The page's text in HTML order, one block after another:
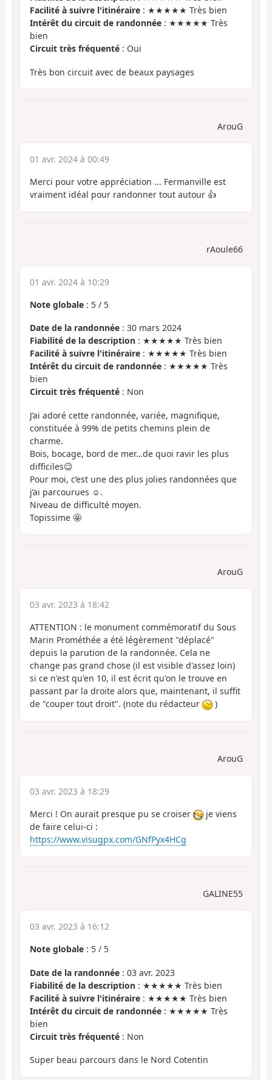
Facilité à suivre l'itinéraire : ★★★★★ Très bien
Intérêt du circuit de randonnée : ★★★★★ Très
bien
Circuit très fréquenté : Oui
Très bon circuit avec de beaux paysages
ArouG
01 avr. 2024 à 00:49
Merci pour votre appréciation ... Fermanville est
vraiment idéal pour randonner tout autour 👍
rAoule66
01 avr. 2024 à 10:29
Note globale : 5 / 5
Date de la randonnée : 30 mars 2024
Fiabilité de la description : ★★★★★ Très bien
Facilité à suivre l'itinéraire : ★★★★★ Très bien
Intérêt du circuit de randonnée : ★★★★★ Très
bien
Circuit très fréquenté : Non
J’ai adoré cette randonnée, variée, magnifique,
constituée à 99% de petits chemins plein de
charme.
Bois, bocage, bord de mer…de quoi ravir les plus
difficiles😉
Pour moi, c’est une des plus jolies randonnées que
j’ai parcourues ☺️.
Niveau de difficulté moyen.
Topissime 🤩
ArouG
03 avr. 2023 à 18:42
ATTENTION : le monument commémoratif du Sous
Marin Prométhée a été légèrement "déplacé"
depuis la parution de la randonnée. Cela ne
change pas grand chose (il est visible d'assez loin)
si ce n'est qu'en 10, il est écrit qu'on le trouve en
passant par la droite alors que, maintenant, il suffit
de "couper tout droit". (note du rédacteur
)
ArouG
03 avr. 2023 à 18:29
Merci ! On aurait presque pu se croiser
je viens
de faire celui-ci :
https://www.visugpx.com/GNfPyx4HCg
GALINE55
03 avr. 2023 à 16:12
Note globale : 5 / 5
Date de la randonnée : 03 avr. 2023
Fiabilité de la description : ★★★★★ Très bien
Facilité à suivre l'itinéraire : ★★★★★ Très bien
Intérêt du circuit de randonnée : ★★★★★ Très
bien
Circuit très fréquenté : Non
Super beau parcours dans le Nord Cotentin